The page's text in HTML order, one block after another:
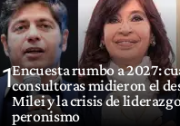
1Encuesta rumbo a 2027:
consultoras midieron el
Milei y la crisis de
peronismo